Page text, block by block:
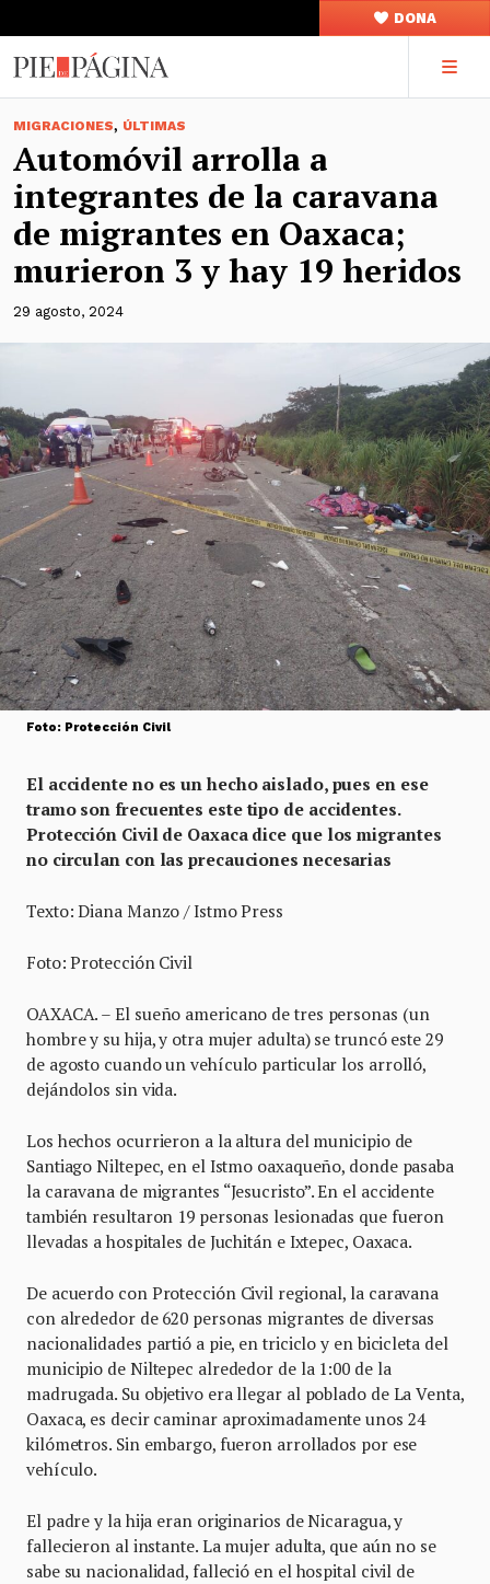
DONA
MIGRACIONES, ÚLTIMAS
Automóvil arrolla a
integrantes de la caravana
de migrantes en Oaxaca;
murieron 3 y hay 19 heridos
29 agosto, 2024
Foto: Protección Civil
El accidente no es un hecho aislado, pues en ese
tramo son frecuentes este tipo de accidentes.
Protección Civil de Oaxaca dice que los migrantes
no circulan con las precauciones necesarias
Texto: Diana Manzo / Istmo Press
Foto: Protección Civil
OAXACA. – El sueño americano de tres personas (un
hombre y su hija, y otra mujer adulta) se truncó este 29
de agosto cuando un vehículo particular los arrolló,
dejándolos sin vida.
Los hechos ocurrieron a la altura del municipio de
Santiago Niltepec, en el Istmo oaxaqueño, donde pasaba
la caravana de migrantes “Jesucristo”. En el accidente
también resultaron 19 personas lesionadas que fueron
llevadas a hospitales de Juchitán e Ixtepec, Oaxaca.
De acuerdo con Protección Civil regional, la caravana
con alrededor de 620 personas migrantes de diversas
nacionalidades partió a pie, en triciclo y en bicicleta del
municipio de Niltepec alrededor de la 1:00 de la
madrugada. Su objetivo era llegar al poblado de La Venta,
Oaxaca, es decir caminar aproximadamente unos 24
kilómetros. Sin embargo, fueron arrollados por ese
vehículo.
El padre y la hija eran originarios de Nicaragua, y
fallecieron al instante. La mujer adulta, que aún no se
sabe su nacionalidad, falleció en el hospital civil de